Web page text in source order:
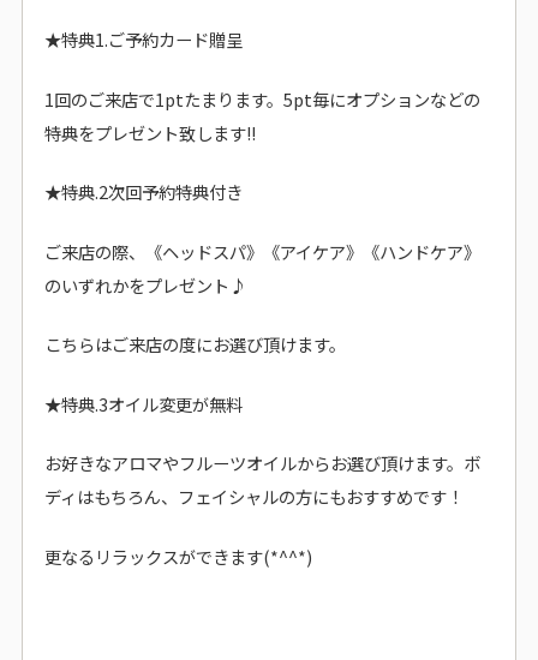
★特典1.ご予約カード贈呈
1回のご来店で1ptたまります。5pt毎にオプションなどの
特典をプレゼント致します!!
★特典.2次回予約特典付き
ご来店の際、《ヘッドスパ》《アイケア》《ハンドケア》
のいずれかをプレゼント♪
こちらはご来店の度にお選び頂けます。
★特典.3オイル変更が無料
お好きなアロマやフルーツオイルからお選び頂けます。ボ
ディはもちろん、フェイシャルの方にもおすすめです！
更なるリラックスができます(*^^*)